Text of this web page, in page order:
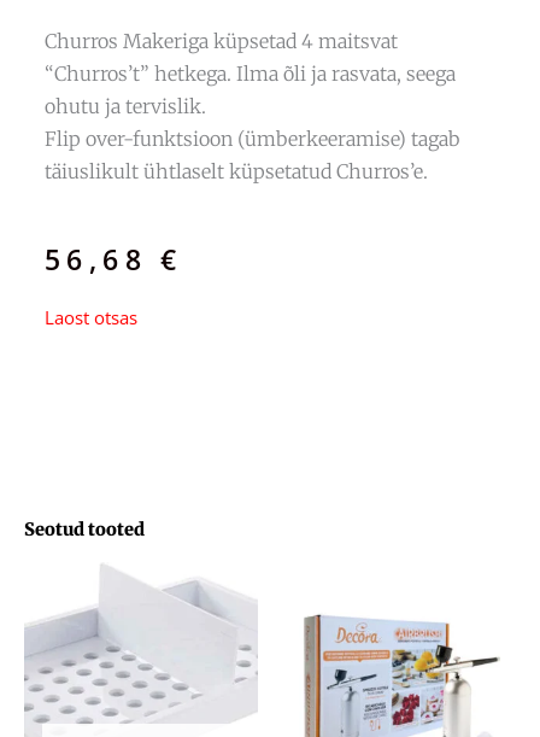
Churros Makeriga küpsetad 4 maitsvat
“Churros’t” hetkega. Ilma õli ja rasvata, seega
ohutu ja tervislik.
Flip over-funktsioon (ümberkeeramise) tagab
täiuslikult ühtlaselt küpsetatud Churros’e.
56,68€
Laost otsas
Seotud tooted